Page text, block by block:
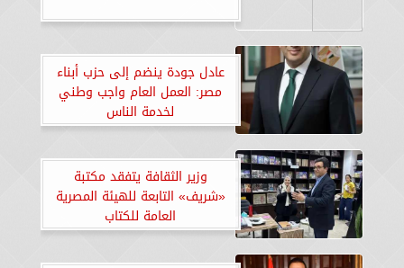
عادل جودة ينضم إلى حزب أبناء
مصر: العمل العام واجب وطني
لخدمة الناس
وزير الثقافة يتفقد مكتبة
«شريف» التابعة للهيئة المصرية
العامة للكتاب